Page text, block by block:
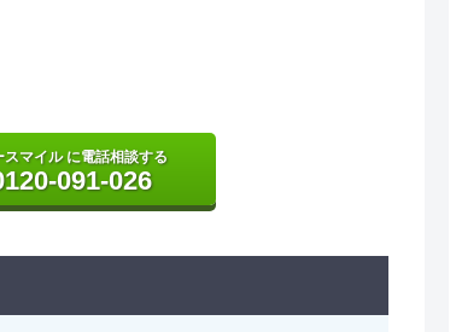
スマイル に電話相談する
091-026